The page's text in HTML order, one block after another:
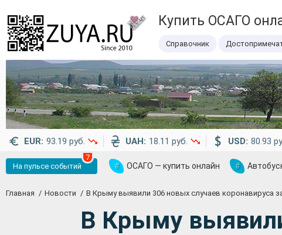
Купить ОСАГО
Справочник
EUR: 93.19 руб. UAH: 18.11 руб. USD: 80.93
На пульсе событий
7
# ОСАГО — купить онлайн #
Главная Новости В Крыму выявили 306 новых случаев коронавируса
В Крыму